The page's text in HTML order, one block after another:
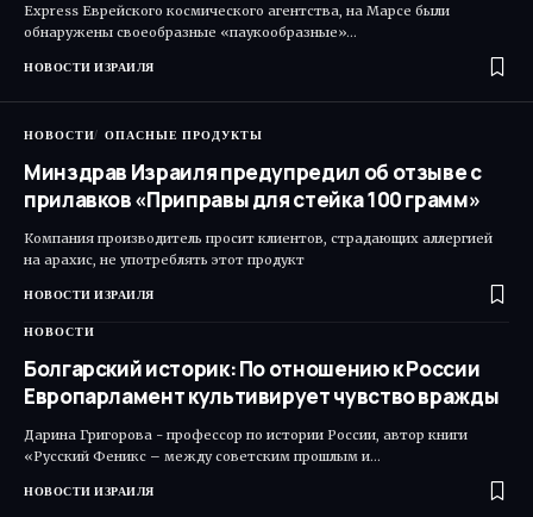
Express Еврейского космического агентства, на Марсе были
обнаружены своеобразные «паукообразные»…
НОВОСТИ ИЗРАИЛЯ
НОВОСТИ ОПАСНЫЕ ПРОДУКТЫ
Минздрав Израиля предупредил об отзыве с
прилавков «Приправы для стейка 100 грамм»
Компания производитель просит клиентов, страдающих аллергией
на арахис, не употреблять этот продукт
НОВОСТИ ИЗРАИЛЯ
НОВОСТИ
Болгарский историк: По отношению к России
Европарламент культивирует чувство вражды
Дарина Григорова - профессор по истории России, автор книги
«Русский Феникс – между советским прошлым и…
НОВОСТИ ИЗРАИЛЯ